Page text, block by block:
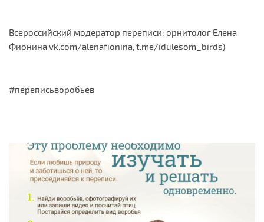
Всероссийский модератор переписи: орнитолог Елена
Фионина vk.com/alenafionina, t.me/idulesom_birds)
#переписьворобьев